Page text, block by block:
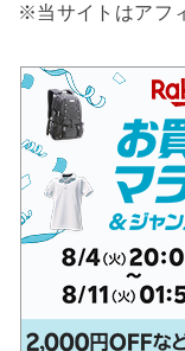
※当サイトはアフ